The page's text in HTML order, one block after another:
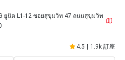
ยูนิต L1-12 ซอยสุขุมวิท 47 ถนนสุขุมวิท
4.5 1.9k 訂座